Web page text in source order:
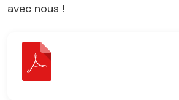
avec nous !